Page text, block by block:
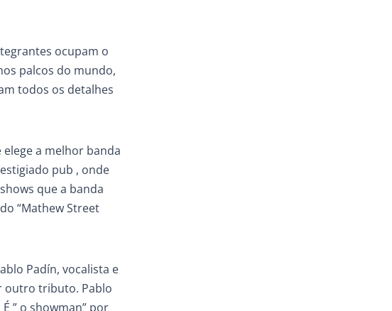
ocupam o
palcos do mundo,
todos os detalhes
elege a melhor banda
pub , onde
que a banda
“Mathew Street
Padín, vocalista e
outro tributo. Pablo
” o showman” por